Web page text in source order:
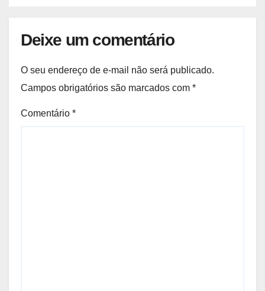
Deixe um comentário
O seu endereço de e-mail não será publicado.
Campos obrigatórios são marcados com *
Comentário *